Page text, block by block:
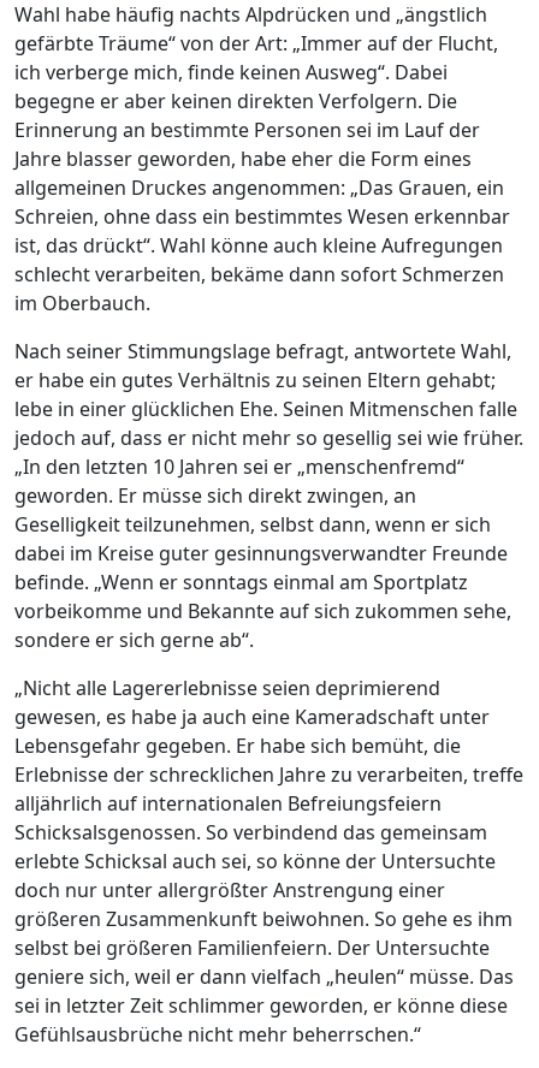
Wahl habe häufig nachts Alpdrücken und „ängstlich
gefärbte Träume“ von der Art: „Immer auf der Flucht,
ich verberge mich, finde keinen Ausweg“. Dabei
begegne er aber keinen direkten Verfolgern. Die
Erinnerung an bestimmte Personen sei im Lauf der
Jahre blasser geworden, habe eher die Form eines
allgemeinen Druckes angenommen: „Das Grauen, ein
Schreien, ohne dass ein bestimmtes Wesen erkennbar
ist, das drückt“. Wahl könne auch kleine Aufregungen
schlecht verarbeiten, bekäme dann sofort Schmerzen
im Oberbauch.
Nach seiner Stimmungslage befragt, antwortete Wahl,
er habe ein gutes Verhältnis zu seinen Eltern gehabt;
lebe in einer glücklichen Ehe. Seinen Mitmenschen falle
jedoch auf, dass er nicht mehr so gesellig sei wie früher.
„In den letzten 10 Jahren sei er „menschenfremd“
geworden. Er müsse sich direkt zwingen, an
Geselligkeit teilzunehmen, selbst dann, wenn er sich
dabei im Kreise guter gesinnungsverwandter Freunde
befinde. „Wenn er sonntags einmal am Sportplatz
vorbeikomme und Bekannte auf sich zukommen sehe,
sondere er sich gerne ab“.
„Nicht alle Lagererlebnisse seien deprimierend
gewesen, es habe ja auch eine Kameradschaft unter
Lebensgefahr gegeben. Er habe sich bemüht, die
Erlebnisse der schrecklichen Jahre zu verarbeiten, treffe
alljährlich auf internationalen Befreiungsfeiern
Schicksalsgenossen. So verbindend das gemeinsam
erlebte Schicksal auch sei, so könne der Untersuchte
doch nur unter allergrößter Anstrengung einer
größeren Zusammenkunft beiwohnen. So gehe es ihm
selbst bei größeren Familienfeiern. Der Untersuchte
geniere sich, weil er dann vielfach „heulen“ müsse. Das
sei in letzter Zeit schlimmer geworden, er könne diese
Gefühlsausbrüche nicht mehr beherrschen.“